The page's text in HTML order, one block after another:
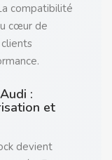
compatibilité
cœur de
:
et
devient